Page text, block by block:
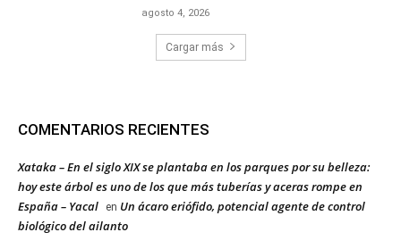
agosto 4, 2026
Cargar más
COMENTARIOS RECIENTES
Xataka – En el siglo XIX se plantaba en los parques por su belleza:
hoy este árbol es uno de los que más tuberías y aceras rompe en
España – Yacal
en Un ácaro eriófido, potencial agente de control
biológico del ailanto